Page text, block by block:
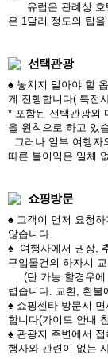
유럽은 관례상 호
은 1달러 정도의 팁
선택관광
♠ 놓치지 말아야 할
게 진행합니다( 특전
* 포함된 선택관광외
을 원칙으로 하고 있
그러나 일부 여행자
따른 불이익은 일체
쇼핑방문
♠ 고객이 먼저 요청
않습니다.
♠ 여행사에서 권장,
구입물건의 하자시
(단 가능 할경우에
렵습니다. 교환, 환불
♠ 쇼핑센타 방문시
합니다(가이드 안내
♠ 관광지 주변에서
행사와 관련이 없는